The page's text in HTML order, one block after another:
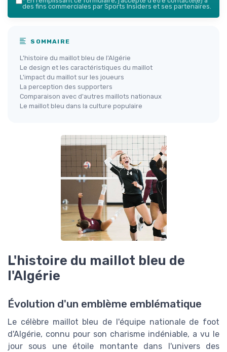
des fins commerciales par Sports Insiders et ses partenaires.
SOMMAIRE
L'histoire du maillot bleu de l'Algérie
Le design et les caractéristiques du maillot
L'impact du maillot sur les joueurs
La perception des supporters
Comparaison avec d'autres maillots nationaux
Le maillot bleu dans la culture populaire
L'histoire du maillot bleu de
l'Algérie
Évolution d'un emblème emblématique
Le célèbre maillot bleu de l'équipe nationale de foot
d'Algérie, connu pour son charisme indéniable, a vu le
jour sous une étoile montante dans l'univers des